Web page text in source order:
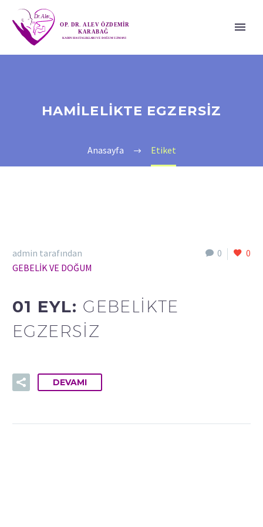
HAMILELIKTE EGZERSIZ
Anasayfa Etiket
0 0
admin tarafından
GEBELİK VE DOĞUM
01 EYL: GEBELIKTE
EGZERSIZ
DEVAMI